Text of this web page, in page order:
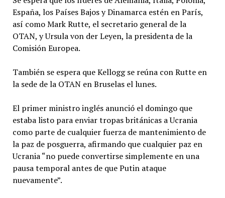
España, los Países Bajos y Dinamarca estén en París,
así como Mark Rutte, el secretario general de la
OTAN, y Ursula von der Leyen, la presidenta de la
Comisión Europea.
También se espera que Kellogg se reúna con Rutte en
la sede de la OTAN en Bruselas el lunes.
El primer ministro inglés anunció el domingo que
estaba listo para enviar tropas británicas a Ucrania
como parte de cualquier fuerza de mantenimiento de
la paz de posguerra, afirmando que cualquier paz en
Ucrania “no puede convertirse simplemente en una
pausa temporal antes de que Putin ataque
nuevamente”.